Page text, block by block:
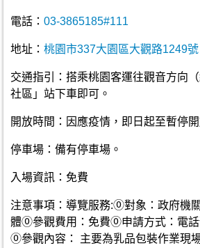
電話： 03-3865185#111
地址： 桃園市337大園區大觀路1249號
交通指引：搭乘桃園客運往觀音方向
社區」站下車即可。
開放時間：因應疫情，即日起至暫停開
停車場：備有停車場。
入場資訊：免費
注意事項：導覽服務:⓪對象：政府機
體⓪參觀費用：免費⓪申請方式：電話
⓪參觀內容： 主要為乳品包裝作業現